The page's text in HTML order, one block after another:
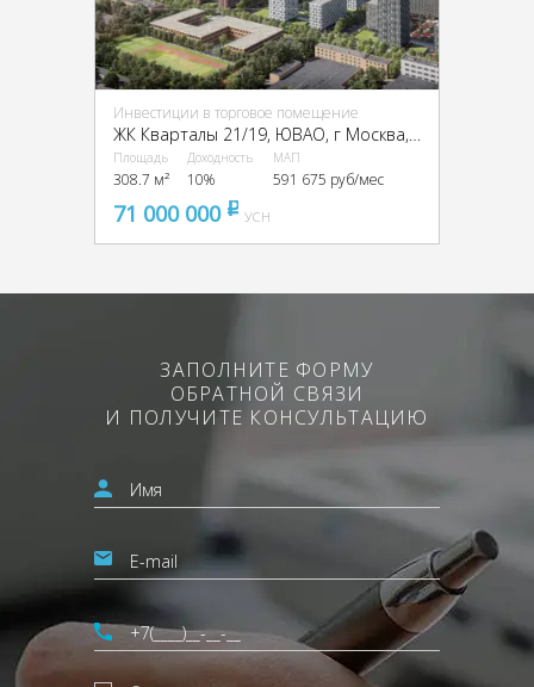
Инвестиции в торговое помещение
ЖК Кварталы 21/19, ЮВАО, г Москва, проезд Грайвороновский 2-й
Площадь
308.7 м²
Доходность
10%
МАП
591 675 руб/мес
71 000 000 pуб
УСН
ЗАПОЛНИТЕ ФОРМУ
ОБРАТНОЙ СВЯЗИ
И ПОЛУЧИТЕ КОНСУЛЬТАЦИЮ